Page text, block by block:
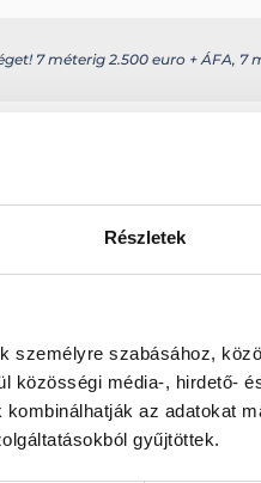
Részletek
személyre szabásához,
közösségi média-, hirdető-
az adatokat
gyűjtöttek.
7 méterig 2.500 euro + ÁFA, 7